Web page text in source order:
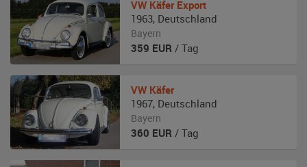
VW Käfer Export
1963, Deutschland
Bayern
359 EUR / Tag
VW Käfer
1967, Deutschland
Bayern
360 EUR / Tag